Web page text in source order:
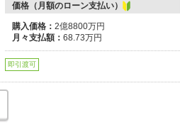
価格（月額のローン支払い）
購入価格： 2億8800万円
月々支払額： 68.73万円
即引渡可